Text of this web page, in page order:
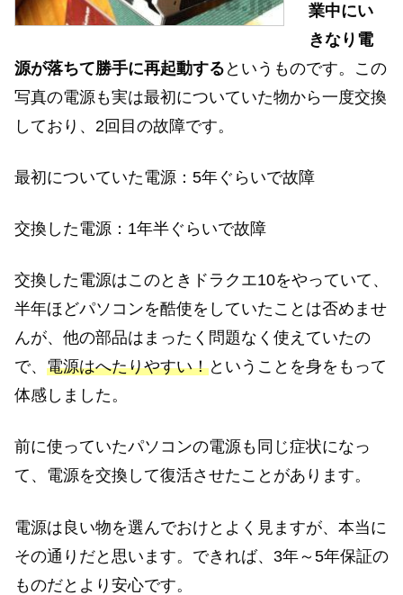
業中にい
きなり電
源が落ちて勝手に再起動する というものです。この
写真の電源も実は最初についていた物から一度交換
しており、2回目の故障です。
最初についていた電源：5年ぐらいで故障
交換した電源：1年半ぐらいで故障
交換した電源はこのときドラクエ10をやっていて、
半年ほどパソコンを酷使をしていたことは否めませ
んが、他の部品はまったく問題なく使えていたの
で、 電源はへたりやすい！ということを身をもって
体感しました。
前に使っていたパソコンの電源も同じ症状になっ
て、電源を交換して復活させたことがあります。
電源は良い物を選んでおけとよく見ますが、本当に
その通りだと思います。できれば、3年～5年保証の
ものだとより安心です。